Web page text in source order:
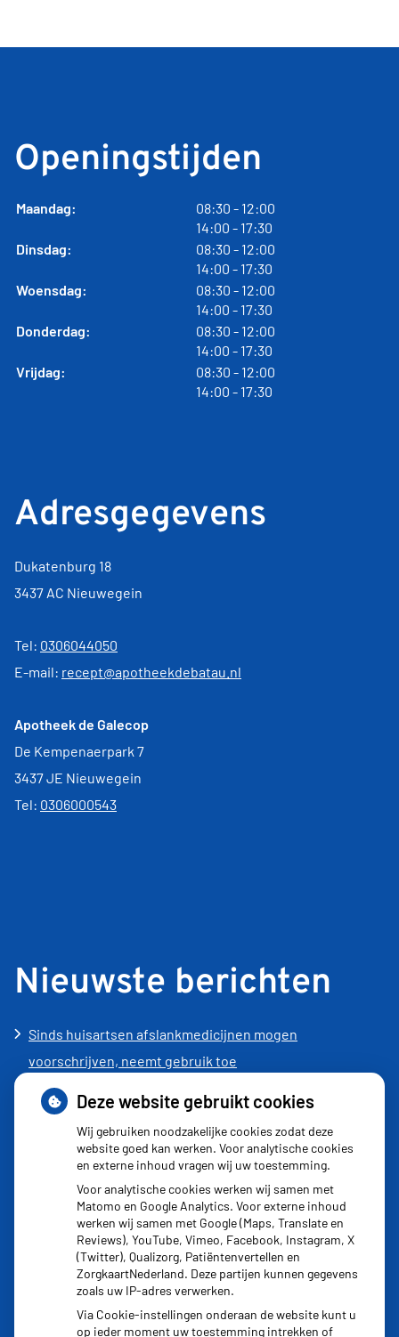
Openingstijden
Maandag: 08:30 tot
- 12:00
14:00 tot
- 17:30
Dinsdag:
08:30 tot
- 12:00
14:00 tot
- 17:30
Woensdag:
08:30 tot
- 12:00
14:00 tot
- 17:30
Donderdag:
08:30 tot
- 12:00
14:00 tot
- 17:30
Vrijdag:
08:30 tot
- 12:00
14:00 tot
- 17:30
Adresgegevens
Dukatenburg 18
3437 AC Nieuwegein
Tel: 0306044050
E-mail: recept@apotheekdebatau.nl
Apotheek de Galecop
De Kempenaerpark 7
3437 JE Nieuwegein
Tel: 0306000543
Nieuwste berichten
Sinds huisartsen afslankmedicijnen mogen
voorschrijven, neemt gebruik toe
Schurft sinds corona geen vergeten ziekte meer: aantal
uitbraken fors gestegen
Stoppen met afslankmedicijnen betekent zonder
leefstijlaanpassingen weer gewichtstoename
Kookadvies drinkwater in provincie Utrecht vanwege
besmetting
Terugroepactie babyvoeding Nestlé: bacterie kan baby’s
ziek maken
Deze website gebruikt cookies
Wij gebruiken noodzakelijke cookies zodat deze
website goed kan werken. Voor analytische cookies
en externe inhoud vragen wij uw toestemming.
Voor analytische cookies werken wij samen met
Matomo en Google Analytics. Voor externe inhoud
werken wij samen met Google (Maps, Translate en
Reviews), YouTube, Vimeo, Facebook, Instagram, X
(Twitter), Qualizorg, Patiëntenvertellen en
ZorgkaartNederland. Deze partijen kunnen gegevens
zoals uw IP-adres verwerken.
Via Cookie-instellingen onderaan de website kunt u
op ieder moment uw toestemming intrekken of